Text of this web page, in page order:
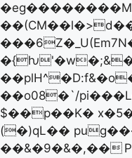
�eg������
��o08�`/
$��p��K�
(�)qL��
��&�9�&�,��